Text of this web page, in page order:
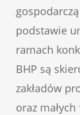
podstawie
ramach
BHP są
zakładów
oraz